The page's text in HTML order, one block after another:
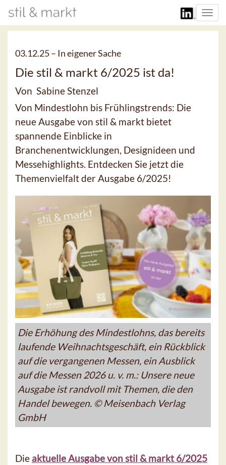
03.12.25 – In eigener Sache
Die stil & markt 6/2025 ist da!
Von Sabine Stenzel
Von Mindestlohn bis Frühlingstrends: Die
neue Ausgabe von stil & markt bietet
spannende Einblicke in
Branchenentwicklungen, Designideen und
Messehighlights. Entdecken Sie jetzt die
Themenvielfalt der Ausgabe 6/2025!
Die Erhöhung des Mindestlohns, das bereits
laufende Weihnachtsgeschäft, ein Rückblick
auf die vergangenen Messen, ein Ausblick
auf die Messen 2026 u. v. m.: Unsere neue
Ausgabe ist randvoll mit Themen, die den
Handel bewegen. © Meisenbach Verlag
GmbH
Die aktuelle Ausgabe von stil & markt 6/2025